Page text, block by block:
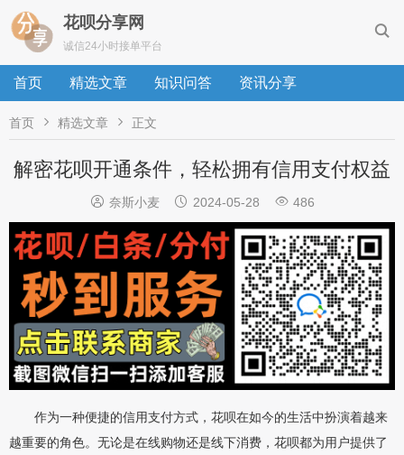

花呗分享网
诚信24小时接单平台
首页 精选文章 知识问答 资讯分享
首页  精选文章  正文
解密花呗开通条件，轻松拥有信用支付权益
 奈斯小麦  2024-05-28  486
作为一种便捷的信用支付方式，花呗在如今的生活中扮演着越来
越重要的角色。无论是在线购物还是线下消费，花呗都为用户提供了